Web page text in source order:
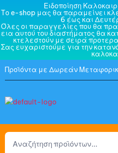
Ειδοποίηση
Το e-shop μας θα παραμείνει
6 έως και
Όλες οι παραγγελίες που θα
εια αυτού του διαστήματος θα
κτελεστούν με σειρά
Σας ευχαριστούμε για την
Προϊόντα με Δωρεάν